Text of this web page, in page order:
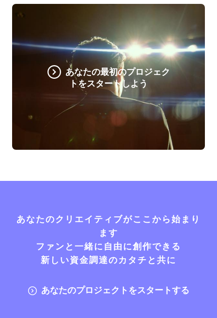
あなたの最初のプロジェク
トをスタートしよう
あなたのクリエイティブがここから始まり
ます
ファンと一緒に自由に創作できる
新しい資金調達のカタチと共に
あなたのプロジェクトをスタートする